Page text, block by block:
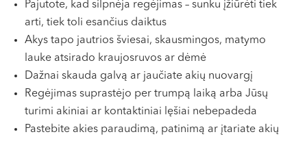
Pajutote, kad silpnėja regėjimas – sunku įžiūrėti tiek
arti, tiek toli esančius daiktus
Akys tapo jautrios šviesai, skausmingos, matymo
lauke atsirado kraujosruvos ar dėmė
Dažnai skauda galvą ar jaučiate akių nuovargį
Regėjimas suprastėjo per trumpą laiką arba Jūsų
turimi akiniai ar kontaktiniai lęšiai nebepadeda
Pastebite akies paraudimą, patinimą ar įtariate akių